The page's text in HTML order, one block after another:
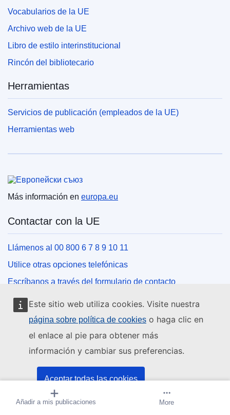
Este sitio web utiliza cookies. Visite nuestra
página sobre política de cookies o haga clic en
el enlace al pie para obtener más
información y cambiar sus preferencias.
Aceptar todas las cookies
Aceptar solo las cookies esenciales
Añadir a mis publicaciones Crear alerta
More
Vocabularios de la UE
Archivo web de la UE
Libro de estilo interinstitucional
Rincón del bibliotecario
Herramientas
Servicios de publicación (empleados de la UE)
Herramientas web
Más información en europa.eu
Contactar con la UE
Llámenos al 00 800 6 7 8 9 10 11
Utilice otras opciones telefónicas
Escríbanos a través del formulario de contacto
Venga a conocernos a una de las oficinas de la UE
Buscar los canales de la UE en las redes sociales
Instituciones y organismos de la UE
Buscar todas las instituciones y órganos de la UE